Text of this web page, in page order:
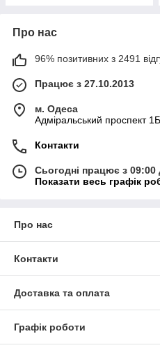
Про нас
96% позитивних з 2491
Працює з 27.10.2013
м. Одеса
Адміральський проспект
Контакти
Сьогодні працює з 09:00
Показати весь графік
Про нас
Контакти
Доставка та оплата
Графік роботи